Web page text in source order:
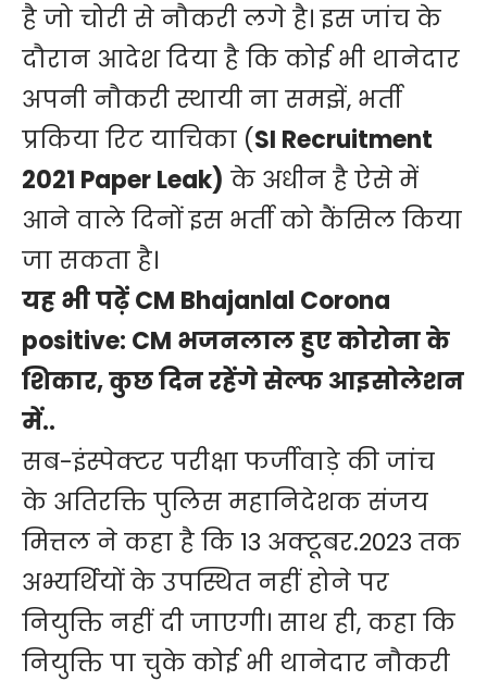
है जो चोरी से नौकरी लगे है। इस जांच के
दौरान आदेश दिया है कि कोई भी थानेदार
अपनी नौकरी स्थायी ना समझें, भर्ती
प्रकिया रिट याचिका (SI Recruitment
2021 Paper Leak) के अधीन है ऐसे में
आने वाले दिनों इस भर्ती को कैंसिल किया
जा सकता है।
यह भी पढ़ेंCM Bhajanlal Corona
positive: CM भजनलाल हुए कोरोना के
शिकार, कुछ दिन रहेंगे सेल्फ आइसोलेशन
में..
सब-इंस्पेक्टर परीक्षा फर्जीवाड़े की जांच
के अतिरक्ति पुलिस महानिदेशक संजय
मित्तल ने कहा है कि 13 अक्टूबर.2023 तक
अभ्यर्थियों के उपस्थित नहीं होने पर
नियुक्ति नहीं दी जाएगी। साथ ही, कहा कि
नियुक्ति पा चुके कोई भी थानेदार नौकरी